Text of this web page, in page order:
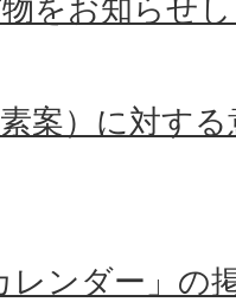
をお知らせ
案）に対す
レンダー」の